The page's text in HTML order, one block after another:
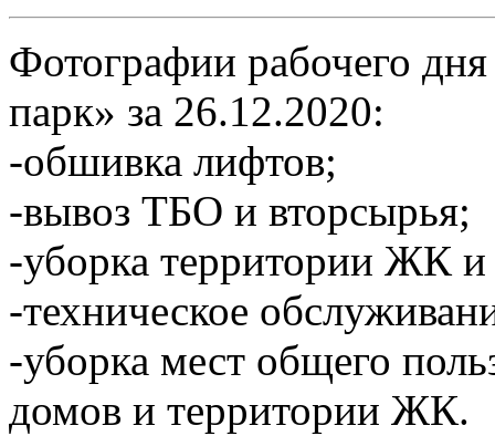
Фотографии рабочего
парк» за 26.12.2020:
-обшивка лифтов;
-вывоз ТБО и вторсырья;
-уборка территории ЖК и
-техническое
-уборка мест общего
домов и территории ЖК.